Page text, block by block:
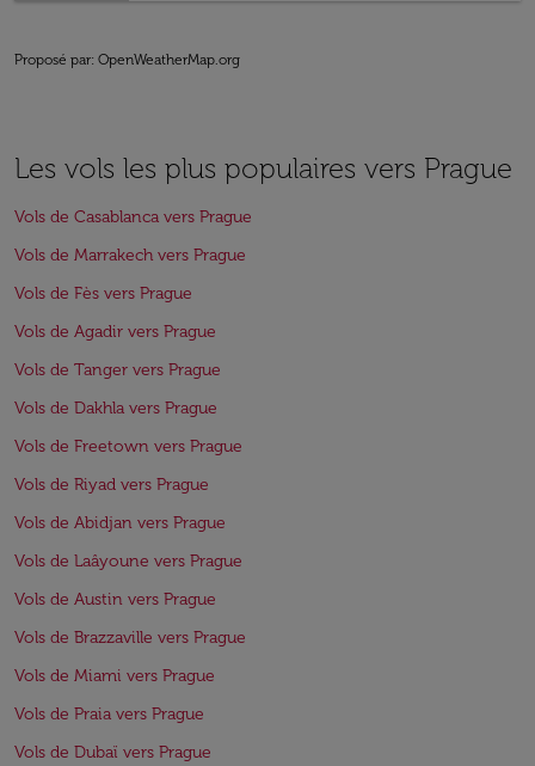
Proposé par: OpenWeatherMap.org
Les vols les plus populaires vers Prague
Vols de Casablanca vers Prague
Vols de Marrakech vers Prague
Vols de Fès vers Prague
Vols de Agadir vers Prague
Vols de Tanger vers Prague
Vols de Dakhla vers Prague
Vols de Freetown vers Prague
Vols de Riyad vers Prague
Vols de Abidjan vers Prague
Vols de Laâyoune vers Prague
Vols de Austin vers Prague
Vols de Brazzaville vers Prague
Vols de Miami vers Prague
Vols de Praia vers Prague
Vols de Dubaï vers Prague